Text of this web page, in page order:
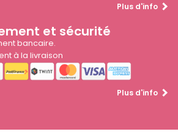
Plus d'info
et sécurité
bancaire.
à la livraison
Plus d'info